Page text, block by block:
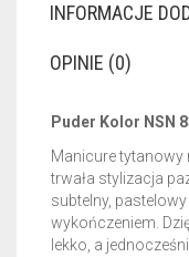
INFORMACJE
OPINIE (0)
Puder Kolor NSN
Manicure tytanowy
trwała stylizacja
subtelny,
wykończeniem.
lekko, a